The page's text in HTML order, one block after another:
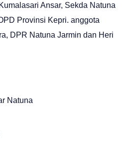
Ansar, Sekda Natuna
Provinsi Kepri. anggota
DPR Natuna Jarmin dan Heri
Natuna